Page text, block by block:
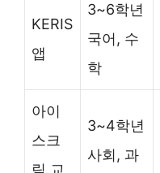
KERIS
앱
3~6학년
국어, 수
학
아이
스크
림 교
3~4학년
사회, 과